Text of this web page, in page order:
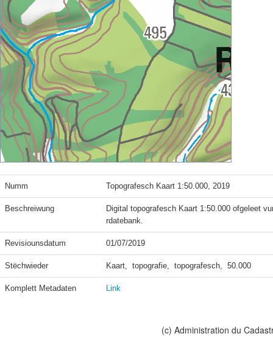
Numm Topografesch Kaart 1:50.000, 2019
Beschreiwung
Digital topografesch Kaart 1:50.000 ofgeleet
rdatebank.
Revisiounsdatum 01/07/2019
Stëchwieder Kaart,  topografie,  topografesch,  50.000
Komplett Metadaten Link
(c) Administration du